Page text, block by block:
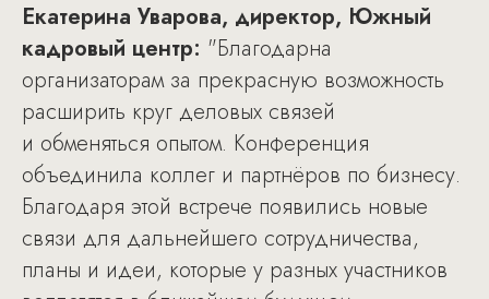
Екатерина Уварова, директор, Южный
кадровый центр: "Благодарна
организаторам за прекрасную возможность
расширить круг деловых связей
и обменяться опытом. Конференция
объединила коллег и партнёров по бизнесу.
Благодаря этой встрече появились новые
связи для дальнейшего сотрудничества,
планы и идеи, которые у разных участников